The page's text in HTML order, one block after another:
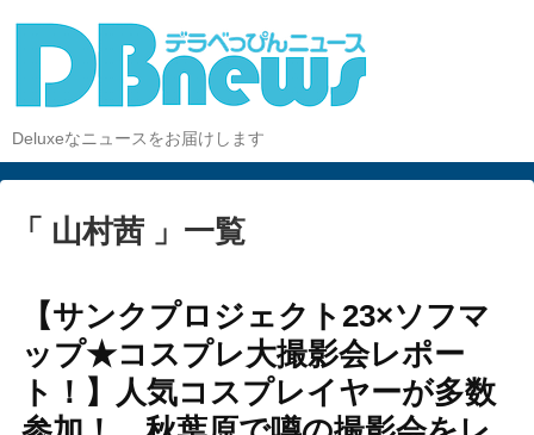
Deluxeなニュースをお届けします
「 山村茜 」一覧
【サンクプロジェクト23×ソフマ
ップ★コスプレ大撮影会レポー
ト！】人気コスプレイヤーが多数